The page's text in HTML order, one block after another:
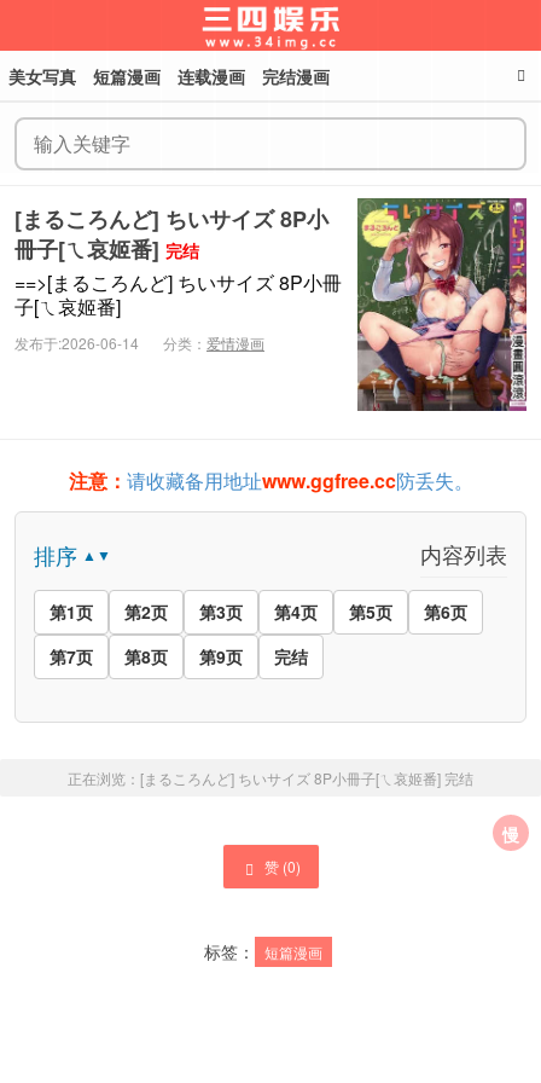
美女写真 短篇漫画 连载漫画 完结漫画
[まるころんど] ちいサイズ 8P小
冊子[ㄟ哀姬番] 完结
==>[まるころんど] ちいサイズ 8P小冊
子[ㄟ哀姬番]
发布于:2026-06-14 分类： 爱情漫画
注意： 请收藏备用地址www.ggfree.cc防丢失。
排序 ▲▼ 内容列表
第1页 第2页 第3页 第4页 第5页
第6页
第7页
第8页 第9页 完结
正在浏览： [まるころんど] ちいサイズ 8P小冊子[ㄟ哀姬番] 完结
赞 (0)
标签： 短篇漫画
慢